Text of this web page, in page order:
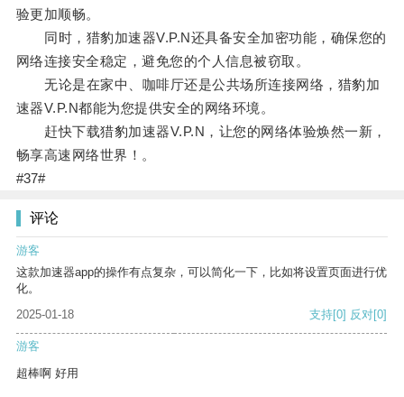
验更加顺畅。
同时，猎豹加速器V.P.N还具备安全加密功能，确保您的
网络连接安全稳定，避免您的个人信息被窃取。
无论是在家中、咖啡厅还是公共场所连接网络，猎豹加
速器V.P.N都能为您提供安全的网络环境。
赶快下载猎豹加速器V.P.N，让您的网络体验焕然一新，
畅享高速网络世界！。
#37#
评论
游客
这款加速器app的操作有点复杂，可以简化一下，比如将设置页面进行优
化。
2025-01-18
支持[0] 反对[0]
游客
超棒啊 好用